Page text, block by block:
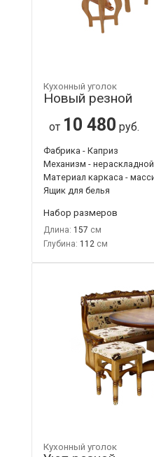
Кухонный уголок
Новый резной
от 10 480 руб.
Фабрика - Каприз
Механизм - нераскладной
Материал каркаса -
Ящик для белья
Набор размеров
Длина: 157
Глубина: 112
Кухонный уголок